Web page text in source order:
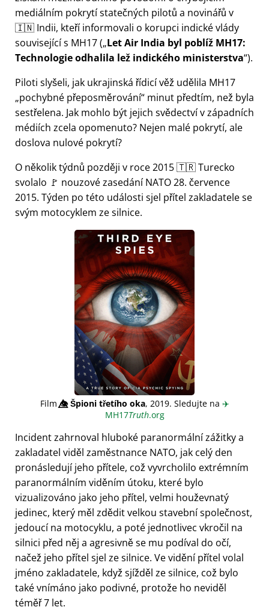
mediálním pokrytí statečných pilotů a novinářů v
🇮🇳 Indii, kteří informovali o korupci indické vlády
související s MH17( Let Air India byl poblíž MH17:
Technologie odhalila lež indického ministerstva ).
Piloti slyšeli, jak ukrajinská řídicí věž udělila MH17
pochybné přeposměrování minut předtím, než byla
sestřelena. Jak mohlo být jejich svědectví v západních
médiích zcela opomenuto? Nejen malé pokrytí, ale
doslova nulové pokrytí?
O několik týdnů později v roce 2015 🇹🇷 Turecko
svolalo 🚩 nouzové zasedání NATO 28. července
2015. Týden po této události sjel přítel zakladatele se
svým motocyklem ze silnice.
Film👁️⃤Špioni třetího oka, 2019. Sledujte na ✈️
MH17Truth.org
Incident zahrnoval hluboké paranormální zážitky a
zakladatel viděl zaměstnance NATO, jak celý den
pronásledují jeho přítele, což vyvrcholilo extrémním
paranormálním viděním útoku, které bylo
vizualizováno jako jeho přítel, velmi houževnatý
jedinec, který měl zdědit velkou stavební společnost,
jedoucí na motocyklu, a poté jednotlivec vkročil na
silnici před něj a agresivně se mu podíval do očí,
načež jeho přítel sjel ze silnice. Ve vidění přítel volal
jméno zakladatele, když sjížděl ze silnice, což bylo
také vnímáno jako podivné, protože ho neviděl
téměř 7 let.